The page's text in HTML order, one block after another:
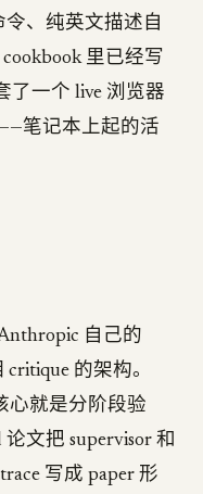
令、纯英文描述自
里已经写
了一个 live 浏览器
笔记本上起的活
自己的
的架构。
心就是分阶段验
文把 supervisor 和
写成 paper 形